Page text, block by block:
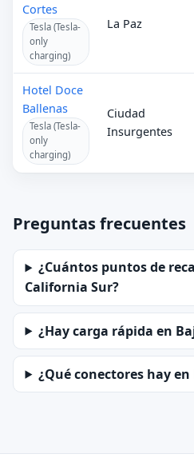
Cortes
Tesla (Tesla-
only
charging)
La Paz
Hotel Doce
Ballenas
Tesla (Tesla-
only
charging)
Ciudad
Insurgentes
Preguntas frecuentes
¿Cuántos puntos de
California Sur?
¿Hay carga rápida en
¿Qué conectores hay